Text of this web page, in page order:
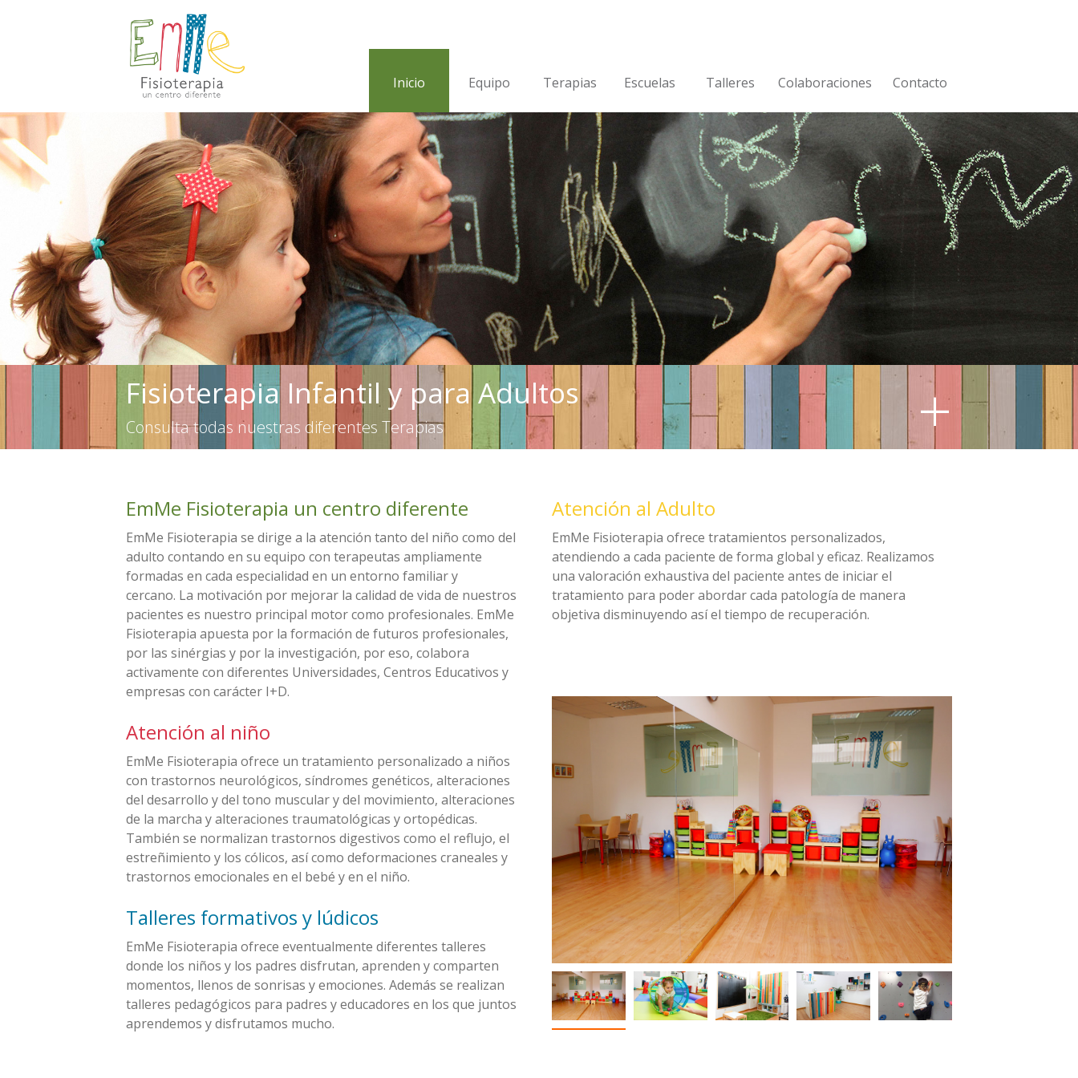
Inicio Equipo Terapias Escuelas Talleres Colaboraciones Contacto
Fisioterapia Infantil y para Adultos
Consulta todas nuestras diferentes Terapias +
EmMe Fisioterapia un centro diferente
EmMe Fisioterapia se dirige a la atención tanto del niño como del
adulto contando en su equipo con terapeutas ampliamente
formadas en cada especialidad en un entorno familiar y
cercano. La motivación por mejorar la calidad de vida de nuestros
pacientes es nuestro principal motor como profesionales. EmMe
Fisioterapia apuesta por la formación de futuros profesionales,
por las sinérgias y por la investigación, por eso, colabora
activamente con diferentes Universidades, Centros Educativos y
empresas con carácter I+D.
Atención al niño
EmMe Fisioterapia ofrece un tratamiento personalizado a niños
con trastornos neurológicos, síndromes genéticos, alteraciones
del desarrollo y del tono muscular y del movimiento, alteraciones
de la marcha y alteraciones traumatológicas y ortopédicas.
También se normalizan trastornos digestivos como el reflujo, el
estreñimiento y los cólicos, así como deformaciones craneales y
trastornos emocionales en el bebé y en el niño.
Talleres formativos y lúdicos
EmMe Fisioterapia ofrece eventualmente diferentes talleres
donde los niños y los padres disfrutan, aprenden y comparten
momentos, llenos de sonrisas y emociones. Además se realizan
talleres pedagógicos para padres y educadores en los que juntos
aprendemos y disfrutamos mucho.
Atención al Adulto
EmMe Fisioterapia ofrece tratamientos personalizados,
atendiendo a cada paciente de forma global y eficaz. Realizamos
una valoración exhaustiva del paciente antes de iniciar el
tratamiento para poder abordar cada patología de manera
objetiva disminuyendo así el tiempo de recuperación.